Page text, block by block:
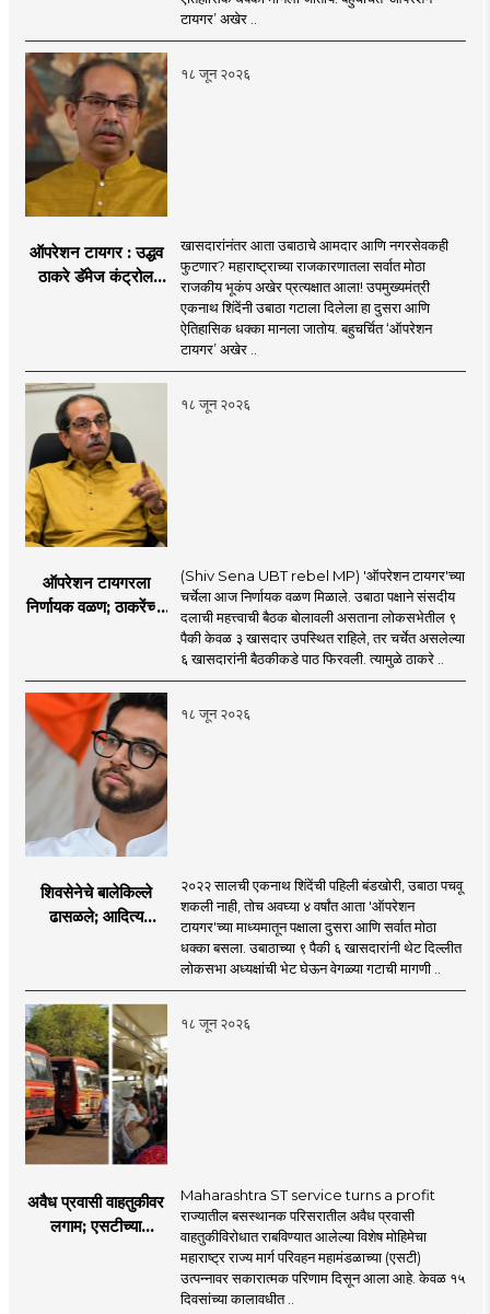
टायगर’ अखेर ..
१८ जून २०२६
ऑपरेशन टायगर : उद्धव
ठाकरे डॅमेज कंट्रोल
शिंदेंकडे जाण्याच्या चर्चा
सुरू
खासदारांनंतर आता उबाठाचे आमदार आणि नगरसेवकही
फुटणार? महाराष्ट्राच्या राजकारणातला सर्वात मोठा
राजकीय भूकंप अखेर प्रत्यक्षात आला! उपमुख्यमंत्री
एकनाथ शिंदेंनी उबाठा गटाला दिलेला हा दुसरा आणि
ऐतिहासिक धक्का मानला जातोय. बहुचर्चित ‘ऑपरेशन
टायगर’ अखेर ..
१८ जून २०२६
ऑपरेशन टायगरला
निर्णायक वळण; ठाकरेंच्या
विलीन होण्याचा प्रस्ताव?
(Shiv Sena UBT rebel MP) 'ऑपरेशन टायगर'च्या
चर्चेला आज निर्णायक वळण मिळाले. उबाठा पक्षाने संसदीय
दलाची महत्त्वाची बैठक बोलावली असताना लोकसभेतील ९
पैकी केवळ ३ खासदार उपस्थित राहिले, तर चर्चेत असलेल्या
६ खासदारांनी बैठकीकडे पाठ फिरवली. त्यामुळे ठाकरे ..
१८ जून २०२६
शिवसेनेचे बालेकिल्ले
ढासळले; आदित्य
नेमका कुठे चुकला?
२०२२ सालची एकनाथ शिंदेंची पहिली बंडखोरी, उबाठा पचवू
शकली नाही, तोच अवघ्या ४ वर्षांत आता 'ऑपरेशन
टायगर'च्या माध्यमातून पक्षाला दुसरा आणि सर्वात मोठा
धक्का बसला. उबाठाच्या ९ पैकी ६ खासदारांनी थेट दिल्लीत
लोकसभा अध्यक्षांची भेट घेऊन वेगळ्या गटाची मागणी ..
१८ जून २०२६
अवैध प्रवासी वाहतुकीवर
लगाम; एसटीच्या
Maharashtra ST service turns a profit
राज्यातील बसस्थानक परिसरातील अवैध प्रवासी
वाहतुकीविरोधात राबविण्यात आलेल्या विशेष मोहिमेचा
महाराष्ट्र राज्य मार्ग परिवहन महामंडळाच्या (एसटी)
उत्पन्नावर सकारात्मक परिणाम दिसून आला आहे. केवळ १५
दिवसांच्या कालावधीत ..